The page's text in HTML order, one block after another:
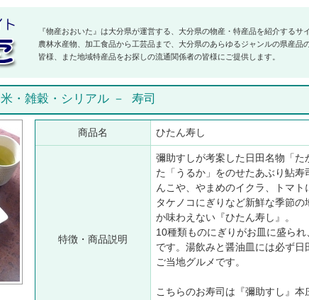
『物産おおいた』は大分県が運営する、大分県の物産・特産品を紹介するサ
農林水産物、加工食品から工芸品まで、大分県のあらゆるジャンルの県産品
皆様、また地域特産品をお探しの流通関係者の皆様にご提供します。
米・雑穀・シリアル － 寿司
商品名 ひたん寿し
特徴・商品説明
彌助すしが考案した日田名物「
た「うるか」をのせたあぶり鮎
んこや、やまめのイクラ、トマ
タケノコにぎりなど新鮮な季節
か味わえない『ひたん寿し』。
10種類ものにぎりがお皿に盛ら
です。湯飲みと醤油皿には必ず
ご当地グルメです。
こちらのお寿司は『彌助すし』